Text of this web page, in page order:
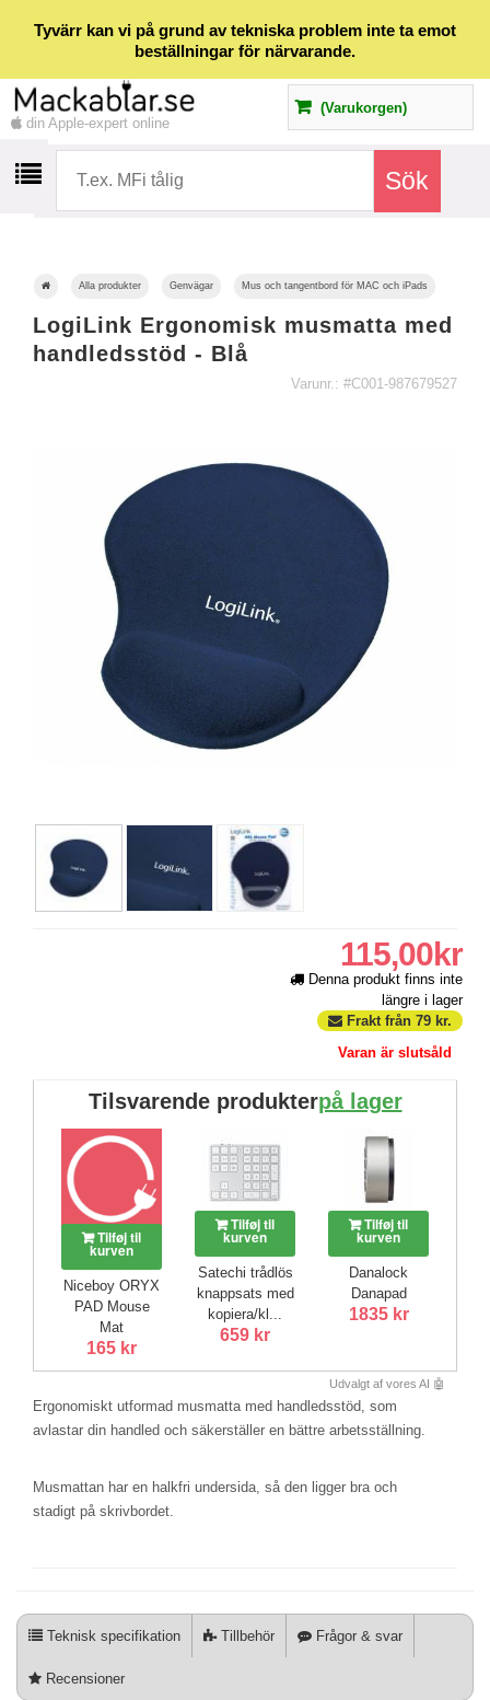
Tyvärr kan vi på grund av tekniska problem inte ta emot
beställningar för närvarande.
din Apple-expert online
(Varukorgen)
Alla produkter Genvägar Mus och tangentbord för MAC och iPads
LogiLink Ergonomisk musmatta med
handledsstöd - Blå
Varunr.: #C001-987679527
115,00kr
Denna produkt finns inte
längre i lager
Frakt från 79kr.
Varan är slutsåld
Tilsvarende produkterpå lager
Tilføj til
kurven
Niceboy ORYX
PAD Mouse
Mat
165 kr
Tilføj til
kurven
Satechi trådlös
knappsats med
kopiera/kl...
659 kr
Tilføj til
kurven
Danalock
Danapad
1835 kr
Udvalgt af vores AI 🤖
Ergonomiskt utformad musmatta med handledsstöd, som
avlastar din handled och säkerställer en bättre arbetsställning.
Musmattan har en halkfri undersida, så den ligger bra och
stadigt på skrivbordet.
Teknisk specifikation Tillbehör Frågor & svar
Recensioner